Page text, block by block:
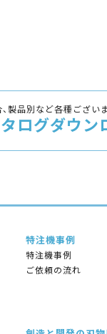
製品別など各種ござい
ログダウン
特注機事例
特注機事例
ご依頼の流れ